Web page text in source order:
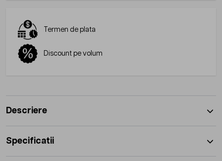
Termen de plata
Discount pe volum
Descriere
Specificatii